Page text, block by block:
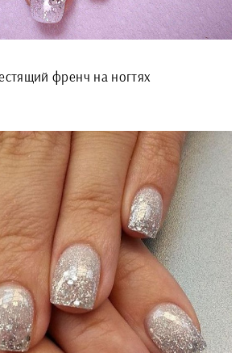
френч на ногтях